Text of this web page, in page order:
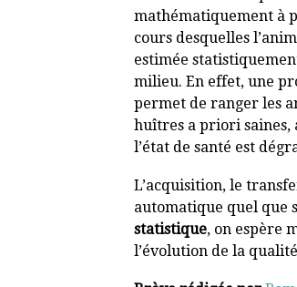
mathématiquement à
cours desquelles
estimée
milieu. En effet, une
permet de ranger les
huîtres a priori saines,
l’état de santé est
L’acquisition, le
automatique quel que
statistique, on espère
l’évolution de la